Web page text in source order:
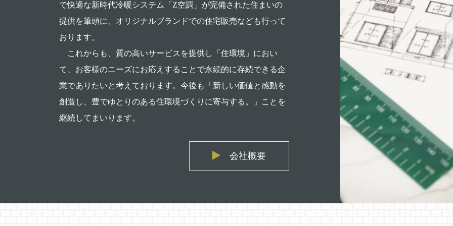
で快適な新時代冷暖システム「Z空調」が完備された住まいの
提供を筆頭に、オリジナルブランドでの住宅販売なども行って
おります。
これからも、質の高いサービスを提供し「住環境」におい
て、お客様のニーズにお応えすることで永続的に存続できる企
業でありたいと考えております。今後も「新しい価値と感動を
創造し、豊でゆとりのある住環境づくりに寄与する。」ことを
継続してまいります。
会社概要